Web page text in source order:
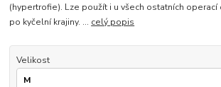
(hypertrofie). Lze použít i u všech ostatních
po kyčelní krajiny. ... celý popis
Velikost